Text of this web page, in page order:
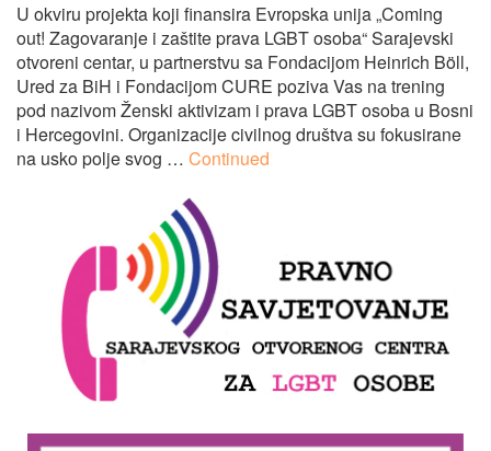
U okviru projekta koji finansira Evropska unija „Coming
out! Zagovaranje i zaštite prava LGBT osoba“ Sarajevski
otvoreni centar, u partnerstvu sa Fondacijom Heinrich Böll,
Ured za BiH i Fondacijom CURE poziva Vas na trening
pod nazivom Ženski aktivizam i prava LGBT osoba u Bosni
i Hercegovini. Organizacije civilnog društva su fokusirane
na usko polje svog … Continued